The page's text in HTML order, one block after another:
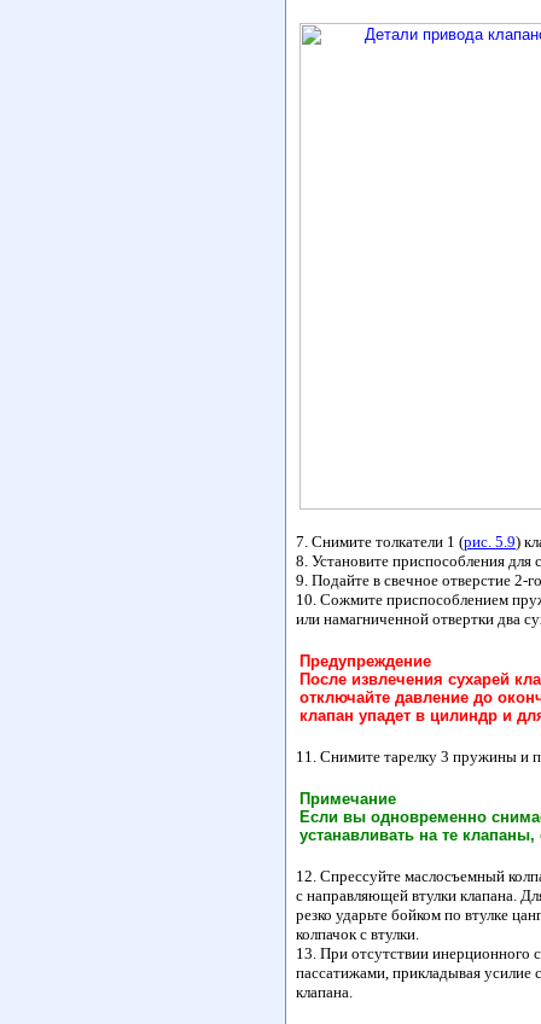
7. Снимите толкатели 1 (рис. 5.9)
8. Установите приспособления для
9. Подайте в свечное отверстие 2-
10. Сожмите приспособлением
или намагниченной отвертки два
Предупреждение
После извлечения сухарей
отключайте давление до
клапан упадет в цилиндр и
11. Снимите тарелку 3 пружины и
Примечание
Если вы одновременно
устанавливать на те
12. Спрессуйте маслосъемный
с направляющей втулки клапана.
резко ударьте бойком по втулке
колпачок с втулки.
13. При отсутствии инерционного
пассатижами, прикладывая усилие
клапана.